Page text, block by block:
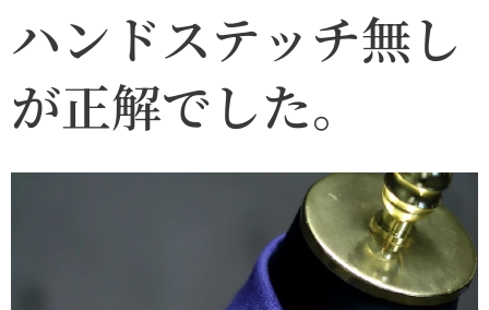
ハンドステッチ無し
が正解でした。